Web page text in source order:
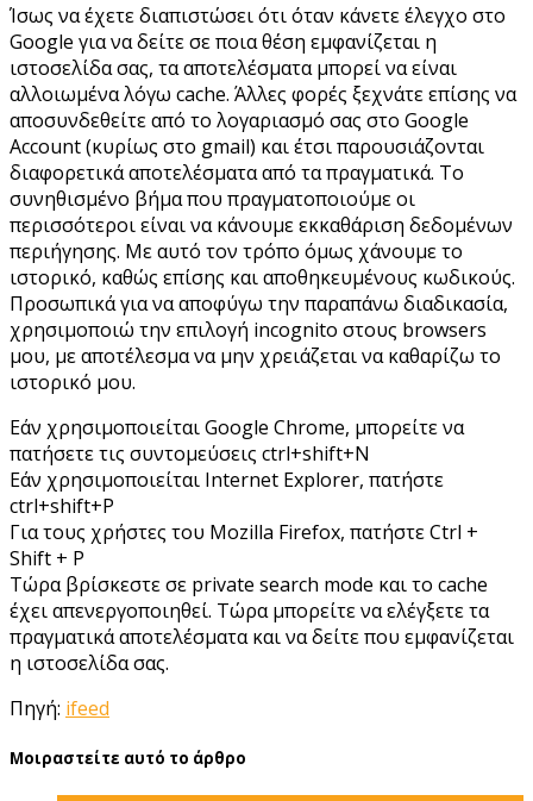
Ίσως να έχετε διαπιστώσει ότι όταν κάνετε έλεγχο στο
Google για να δείτε σε ποια θέση εμφανίζεται η
ιστοσελίδα σας, τα αποτελέσματα μπορεί να είναι
αλλοιωμένα λόγω cache. Άλλες φορές ξεχνάτε επίσης να
αποσυνδεθείτε από το λογαριασμό σας στο Google
Account (κυρίως στο gmail) και έτσι παρουσιάζονται
διαφορετικά αποτελέσματα από τα πραγματικά. Το
συνηθισμένο βήμα που πραγματοποιούμε οι
περισσότεροι είναι να κάνουμε εκκαθάριση δεδομένων
περιήγησης. Με αυτό τον τρόπο όμως χάνουμε το
ιστορικό, καθώς επίσης και αποθηκευμένους κωδικούς.
Προσωπικά για να αποφύγω την παραπάνω διαδικασία,
χρησιμοποιώ την επιλογή incognito στους browsers
μου, με αποτέλεσμα να μην χρειάζεται να καθαρίζω το
ιστορικό μου.
Εάν χρησιμοποιείται Google Chrome, μπορείτε να
πατήσετε τις συντομεύσεις ctrl+shift+N
Εάν χρησιμοποιείται Internet Explorer, πατήστε
ctrl+shift+P
Για τους χρήστες του Mozilla Firefox, πατήστε Ctrl +
Shift + P
Τώρα βρίσκεστε σε private search mode και το cache
έχει απενεργοποιηθεί. Τώρα μπορείτε να ελέγξετε τα
πραγματικά αποτελέσματα και να δείτε που εμφανίζεται
η ιστοσελίδα σας.
Πηγή: ifeed
Μοιραστείτε αυτό το άρθρο